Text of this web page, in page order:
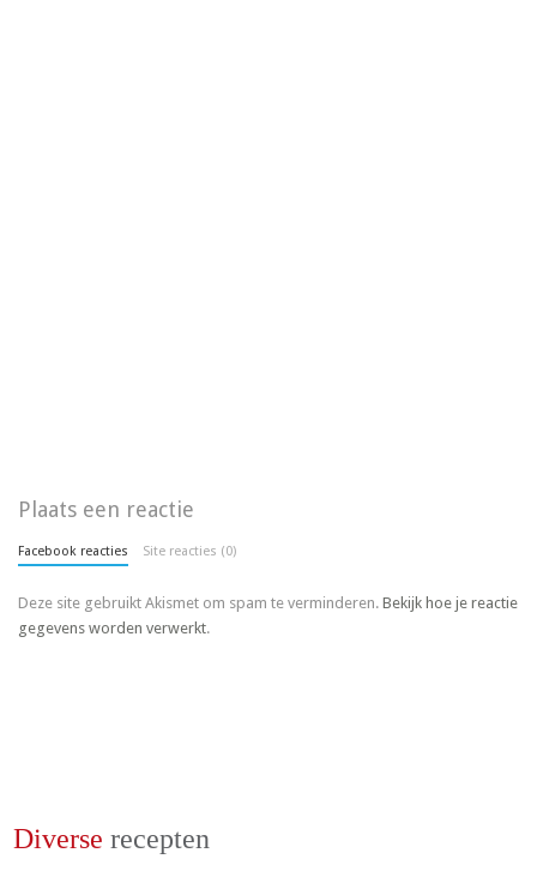
Plaats een reactie
Facebook reacties Site reacties (0)
Deze site gebruikt Akismet om spam te verminderen.Bekijk hoe je reactie
gegevens worden verwerkt.
Diverse recepten